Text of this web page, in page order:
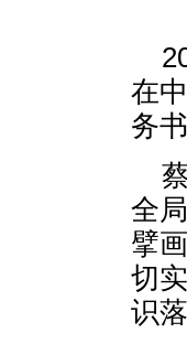
在
务
全
擘
切
识